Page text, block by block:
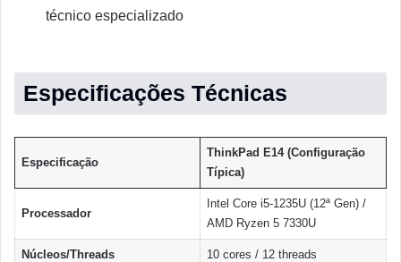
técnico especializado
Especificações Técnicas
Especificação
ThinkPad E14 (Configuração
Típica)
Processador
Intel Core i5-1235U (12ª Gen) /
AMD Ryzen 5 7330U
Núcleos/Threads 10 cores / 12 threads